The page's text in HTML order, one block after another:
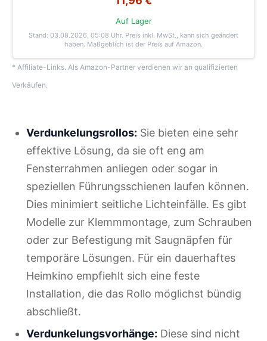
Auf Lager
Stand: 03.08.2026, 05:08 Uhr. Preis inkl. MwSt., kann sich geändert
haben. Maßgeblich ist der Preis auf Amazon.
* Affiliate-Links. Als Amazon-Partner verdienen wir an qualifizierten
Verkäufen.
Verdunkelungsrollos: Sie bieten eine sehr
effektive Lösung, da sie oft eng am
Fensterrahmen anliegen oder sogar in
speziellen Führungsschienen laufen können.
Dies minimiert seitliche Lichteinfälle. Es gibt
Modelle zur Klemmmontage, zum Schrauben
oder zur Befestigung mit Saugnäpfen für
temporäre Lösungen. Für ein dauerhaftes
Heimkino empfiehlt sich eine feste
Installation, die das Rollo möglichst bündig
abschließt.
Verdunkelungsvorhänge: Diese sind nicht